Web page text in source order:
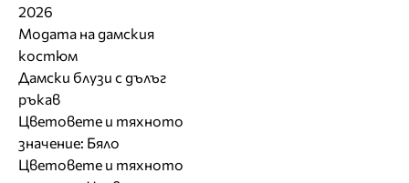
2026
Модата на дамския
костюм
Дамски блузи с дълъг
ръкав
Цветовете и тяхното
значение: Бяло
Цветовете и тяхното